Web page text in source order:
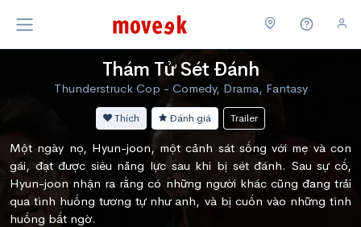
Thám Tử Sét Đánh
Thunderstruck Cop - Comedy, Drama, Fantasy
Thích Đánh giá Trailer
Một ngày nọ, Hyun-joon, một cảnh sát sống với mẹ và con
gái, đạt được siêu năng lực sau khi bị sét đánh. Sau sự cố,
Hyun-joon nhận ra rằng có những người khác cũng đang trải
qua tình huống tương tự như anh, và bị cuốn vào những tình
huống bất ngờ.